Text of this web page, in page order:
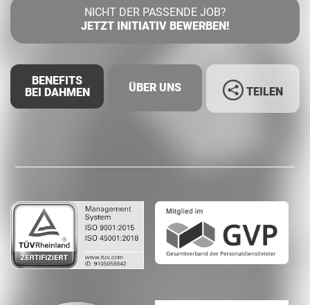
NICHT DER PASSENDE JOB?
JETZT INITIATIV BEWERBEN!
BENEFITS
BEI DAHMEN
ÜBER UNS
Whatsapp
TEILEN